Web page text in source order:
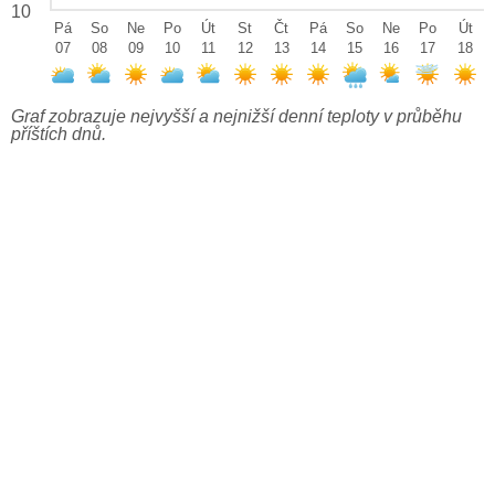
10
Pá
07
So
08
Ne
09
Po
10
Út
11
St
12
Čt
13
Pá
14
So
15
Ne
16
Po
17
Út
18
Graf zobrazuje nejvyšší a nejnižší denní teploty v průběhu
příštích dnů.